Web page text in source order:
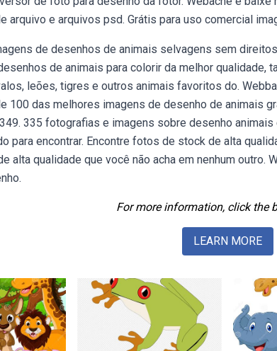
arquivo e arquivos psd. Grátis para uso comercial
de desenhos de animais selvagens sem
de animais para colorir da melhor
leões, tigres e outros animais favoritos do.
100 das melhores imagens de desenho de animais
335 fotografias e imagens sobre desenho
para encontrar. Encontre fotos de stock de alta
alta qualidade que você não acha em nenhum outro.
For more information, click the
LEARN MORE